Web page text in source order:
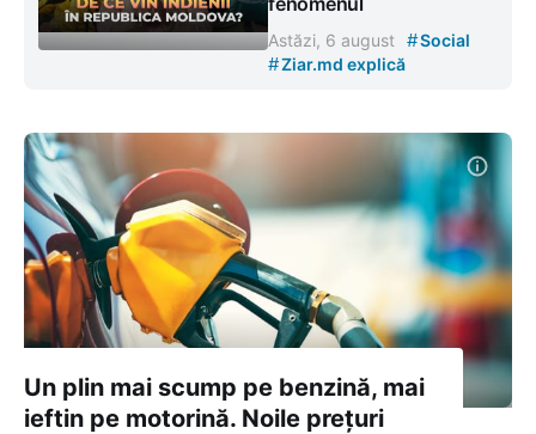
Astăzi, 6 august #Social
#Ziar.md explică
Un plin mai scump pe benzină, mai
ieftin pe motorină. Noile prețuri